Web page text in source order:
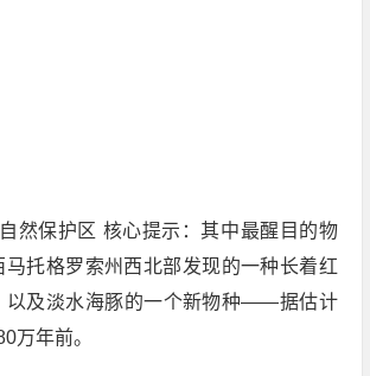
然保护区 核心提示：其中最醒目的物
马托格罗索州西北部发现的一种长着红
以及淡水海豚的一个新物种——据估计
万年前。